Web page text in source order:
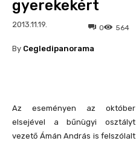
gyerekekért
2013.11.19. 564
0
By Cegledipanorama
Az eseményen az október
elsejével a bűnügyi osztályt
vezető Ámán András is felszólalt